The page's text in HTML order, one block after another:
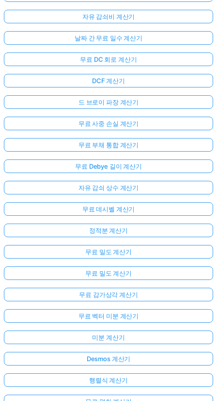
여
기
인
하
세
자유 감쇠비 계산기
날짜 간 무료 일수 계산기
무료 DC 회로 계산기
DCF 계산기
드 브로이 파장 계산기
무료 사중 손실 계산기
무료 부채 통합 계산기
무료 Debye 길이 계산기
자유 감쇠 상수 계산기
무료 데시벨 계산기
정적분 계산기
무료 밀도 계산기
무료 밀도 계산기
무료 감가상각 계산기
무료 벡터 미분 계산기
미분 계산기
Desmos 계산기
행렬식 계산기